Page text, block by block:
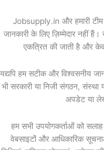
Jobsupply.in और हमारी टीम
जानकारी के लिए ज़िम्मेदार नहीं
एकत्रित की जाती है और
यद्यपि हम सटीक और विश्वसनीय
भी सरकारी या निजी संगठन,
अपडेट या
हम सभी उपयोगकर्ताओं को
वेबसाइटों और आधिकारिक